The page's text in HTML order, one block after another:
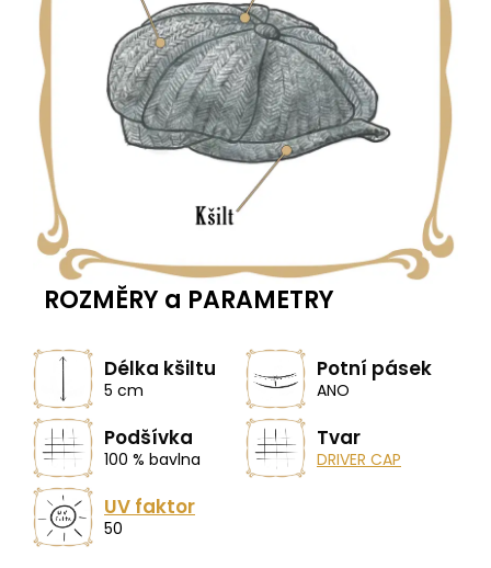
ROZMĚRY a PARAMETRY
Délka kšiltu
5 cm
Potní pásek
ANO
Podšívka
100 % bavlna
Tvar
DRIVER CAP
UV faktor
50